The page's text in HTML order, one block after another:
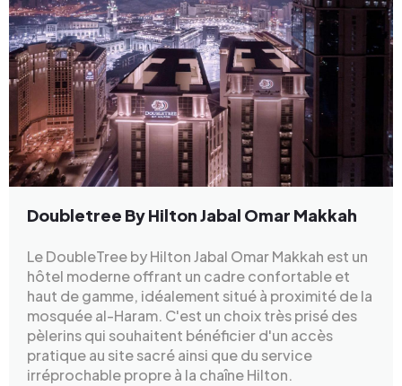
Doubletree By Hilton Jabal Omar Makkah
Le DoubleTree by Hilton Jabal Omar Makkah est un
hôtel moderne offrant un cadre confortable et
haut de gamme, idéalement situé à proximité de la
mosquée al-Haram. C'est un choix très prisé des
pèlerins qui souhaitent bénéficier d'un accès
pratique au site sacré ainsi que du service
irréprochable propre à la chaîne Hilton.